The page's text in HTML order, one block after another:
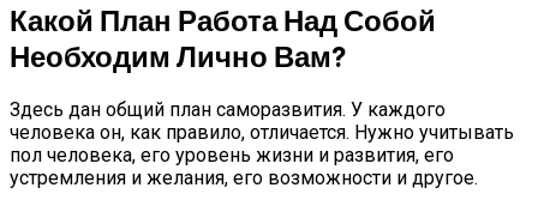
Какой План Работа Над Собой
Необходим Лично Вам?
Здесь дан общий план саморазвития. У каждого
человека он, как правило, отличается. Нужно учитывать
пол человека, его уровень жизни и развития, его
устремления и желания, его возможности и другое.